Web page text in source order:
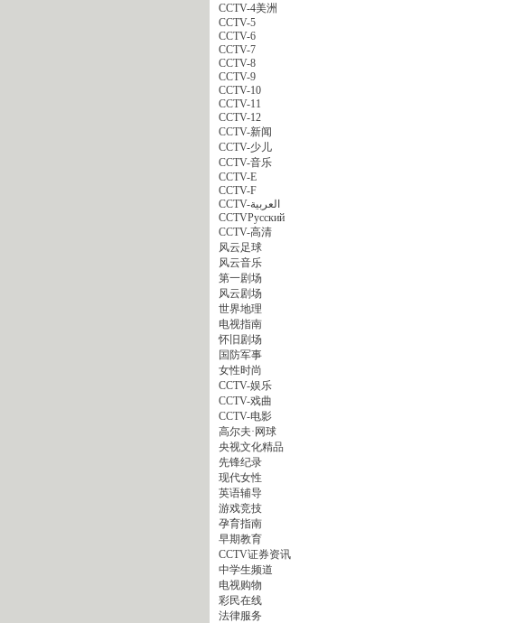
CCTV-4美洲
CCTV-5
CCTV-6
CCTV-7
CCTV-8
CCTV-9
CCTV-10
CCTV-11
CCTV-12
CCTV-新闻
CCTV-少儿
CCTV-音乐
CCTV-E
CCTV-F
CCTV-العربية
CCTVPусский
CCTV-高清
风云足球
风云音乐
第一剧场
风云剧场
世界地理
电视指南
怀旧剧场
国防军事
女性时尚
CCTV-娱乐
CCTV-戏曲
CCTV-电影
高尔夫·网球
央视文化精品
先锋纪录
现代女性
英语辅导
游戏竞技
孕育指南
早期教育
CCTV证券资讯
中学生频道
电视购物
彩民在线
法律服务